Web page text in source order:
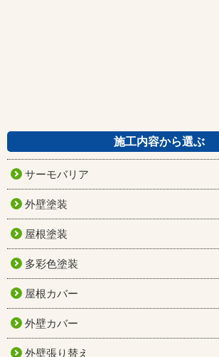
施工内容から選ぶ
サーモバリア
外壁塗装
屋根塗装
多彩色塗装
屋根カバー
外壁カバー
外壁張り替え